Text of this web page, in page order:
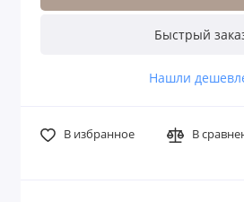
Быстрый
Нашли
В избранное В